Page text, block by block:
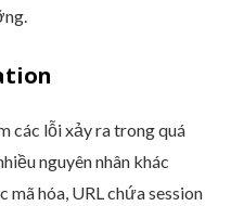
các lỗi xảy ra trong quá
nguyên nhân khác
hóa, URL chứa session